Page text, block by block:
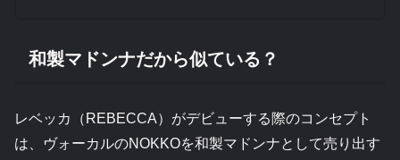
和製マドンナだから似ている？
レベッカ（REBECCA）がデビューする際のコンセプト
は、ヴォーカルのNOKKOを和製マドンナとして売り出す